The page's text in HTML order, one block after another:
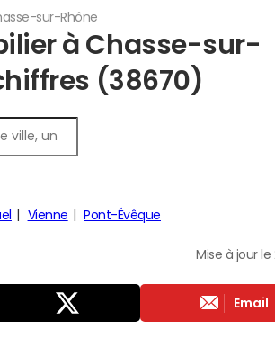
sur-Rhône
à Chasse-sur-
(38670)
Vienne Pont-Évêque
Mise à jour
Email